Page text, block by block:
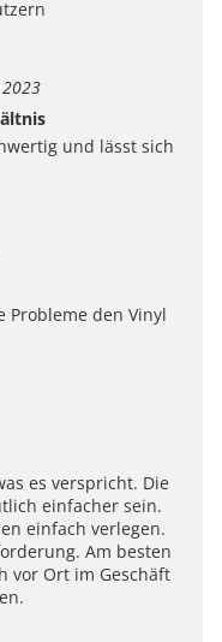
zu zeigen, wie
und lässt sich
Probleme den Vinyl
es verspricht. Die
einfacher sein.
einfach verlegen.
Am besten
vor Ort im Geschäft